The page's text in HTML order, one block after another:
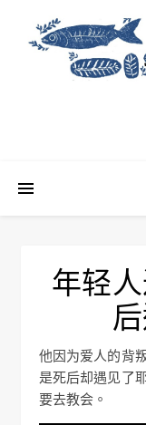
年轻
他因为爱人的背叛，极度伤心，在过度运动后猝死，但
是死后却遇见了
要去教会。